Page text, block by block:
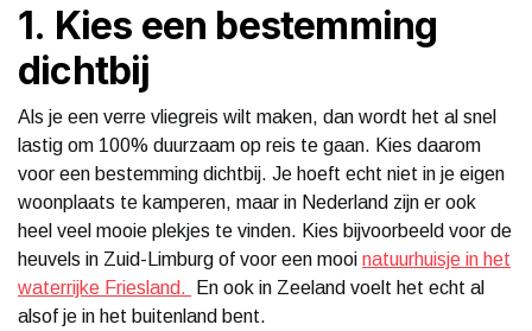
1. Kies een bestemming
dichtbij
Als je een verre vliegreis wilt maken, dan wordt het al snel
lastig om 100% duurzaam op reis te gaan. Kies daarom
voor een bestemming dichtbij. Je hoeft echt niet in je eigen
woonplaats te kamperen, maar in Nederland zijn er ook
heel veel mooie plekjes te vinden. Kies bijvoorbeeld voor de
heuvels in Zuid-Limburg of voor een mooi natuurhuisje in het
waterrijke Friesland.
En ook in Zeeland voelt het echt al
alsof je in het buitenland bent.